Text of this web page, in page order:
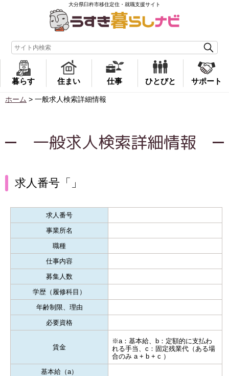
大分県臼杵市移住定住・就職支援サイト
暮らす 住まい 仕事 ひとびと サポート
ホーム > 一般求人検索詳細情報
一般求人検索詳細情報
求人番号「」
求人番号
事業所名
職種
仕事内容
募集人数
学歴（履修科目）
年齢制限、理由
必要資格
賃金
※a：基本給、b：定額的に支払わ
れる手当、c：固定残業代（ある場
合のみ a + b + c ）
基本給（a）